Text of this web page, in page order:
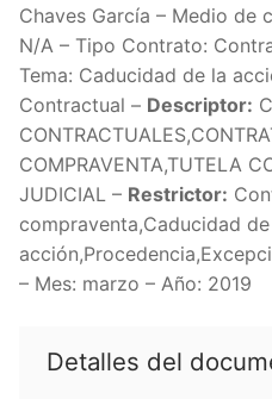
Chaves García – Medio de
N/A – Tipo Contrato:
Tema: Caducidad de la
Contractual – Descriptor:
COMPRAVENTA,TUTELA
JUDICIAL – Restrictor:
compraventa,Caducidad
– Mes: marzo – Año: 2019
Detalles del